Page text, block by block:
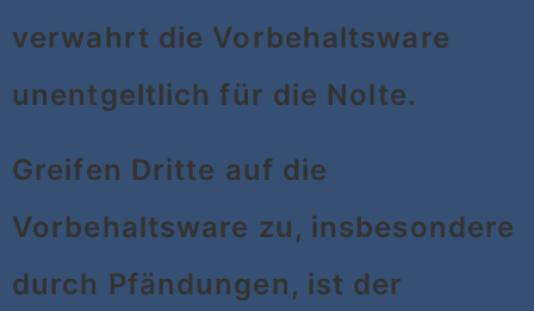
verwahrt die Vorbehaltsware
unentgeltlich für die Nolte.
Greifen Dritte auf die
Vorbehaltsware zu, insbesondere
durch Pfändungen, ist der